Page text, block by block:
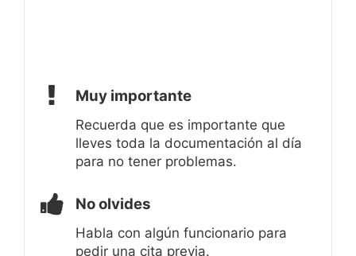
Muy importante
Recuerda que es importante que
lleves toda la documentación al día
para no tener problemas.
No olvides
Habla con algún funcionario para
pedir una cita previa.